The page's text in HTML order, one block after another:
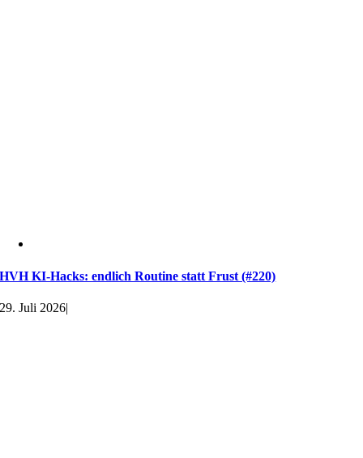
HVH KI-Hacks: endlich Routine statt Frust (#220)
29. Juli 2026|